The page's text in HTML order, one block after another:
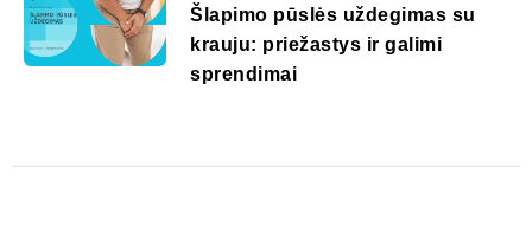
Šlapimo pūslės uždegimas su
krauju: priežastys ir galimi
sprendimai